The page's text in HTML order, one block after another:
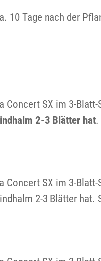
Tage nach der
SX im 3-
2-3 Blätter hat.
SX im 3-
2-3 Blätter